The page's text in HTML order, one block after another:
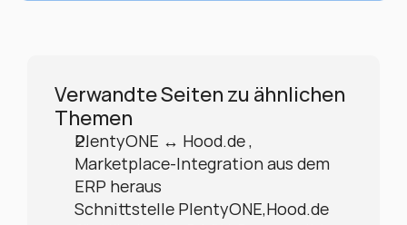
Verwandte Seiten zu ähnlichen
Themen
PlentyONE ↔ Hood.de ,
Marketplace-Integration aus dem
ERP heraus
Schnittstelle PlentyONE,Hood.de